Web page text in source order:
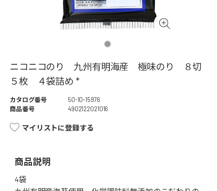
ニコニコのり 九州有明海産 極味のり ８切
５枚 ４袋詰め *
カタログ番号
50-10-15976
商品番号
4902122021016
マイリストに登録する
商品説明
4袋